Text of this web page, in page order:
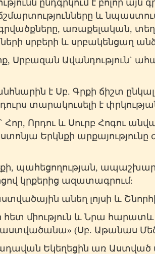
ընդգրկում է բոլոր
և
գրվածքները, առաքելական,
սրբերի և սրբակենցաղ
Սրբազան Ավանդություն`
է Սբ. Գրքի ճիշտ
տարակուսելի է
Որդու և Սուրբ Հոգու
Երկնքի
պահեցողության,
կրքերից ազատագրում:
անեղ լոյսի և
միություն և Նրա հարատև
(Սբ. Աթանաս
Եկեղեցին առ